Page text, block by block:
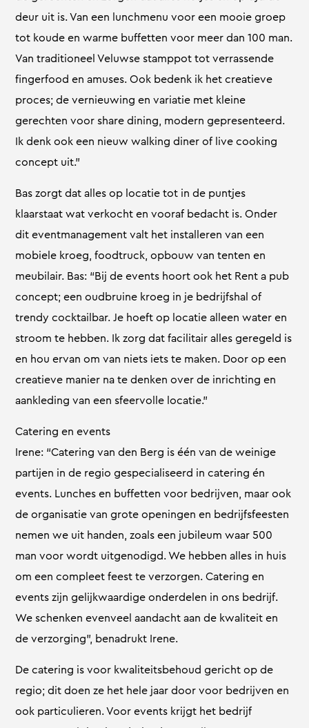
deur uit is. Van een lunchmenu voor een mooie groep
tot koude en warme buffetten voor meer dan 100 man.
Van traditioneel Veluwse stamppot tot verrassende
fingerfood en amuses. Ook bedenk ik het creatieve
proces; de vernieuwing en variatie met kleine
gerechten voor share dining, modern gepresenteerd.
Ik denk ook een nieuw walking diner of live cooking
concept uit.”
Bas zorgt dat alles op locatie tot in de puntjes
klaarstaat wat verkocht en vooraf bedacht is. Onder
dit eventmanagement valt het installeren van een
mobiele kroeg, foodtruck, opbouw van tenten en
meubilair. Bas: “Bij de events hoort ook het Rent a pub
concept; een oudbruine kroeg in je bedrijfshal of
trendy cocktailbar. Je hoeft op locatie alleen water en
stroom te hebben. Ik zorg dat facilitair alles geregeld is
en hou ervan om van niets iets te maken. Door op een
creatieve manier na te denken over de inrichting en
aankleding van een sfeervolle locatie.”
Catering en events
Irene: “Catering van den Berg is één van de weinige
partijen in de regio gespecialiseerd in catering én
events. Lunches en buffetten voor bedrijven, maar ook
de organisatie van grote openingen en bedrijfsfeesten
nemen we uit handen, zoals een jubileum waar 500
man voor wordt uitgenodigd. We hebben alles in huis
om een compleet feest te verzorgen. Catering en
events zijn gelijkwaardige onderdelen in ons bedrijf.
We schenken evenveel aandacht aan de kwaliteit en
de verzorging”, benadrukt Irene.
De catering is voor kwaliteitsbehoud gericht op de
regio; dit doen ze het hele jaar door voor bedrijven en
ook particulieren. Voor events krijgt het bedrijf